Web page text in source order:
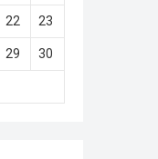
22 23
29 30